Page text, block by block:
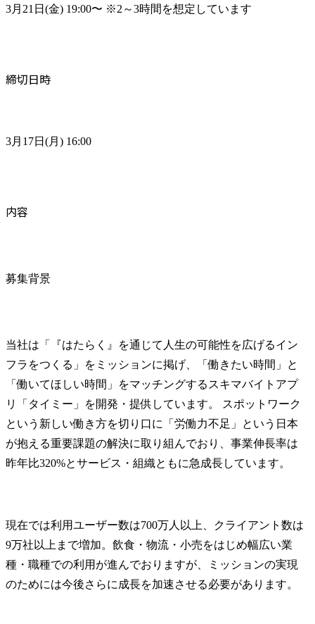
3月21日(金) 19:00〜 ※2～3時間を想定しています
締切日時
3月17日(月) 16:00
内容
募集背景
当社は「『はたらく』を通じて人生の可能性を広げるイン
フラをつくる」をミッションに掲げ、「働きたい時間」と
「働いてほしい時間」をマッチングするスキマバイトアプ
リ「タイミー」を開発・提供しています。 スポットワーク
という新しい働き方を切り口に「労働力不足」という日本
が抱える重要課題の解決に取り組んでおり、事業伸長率は
昨年比320%とサービス・組織ともに急成長しています。
現在では利用ユーザー数は700万人以上、クライアント数は
9万社以上まで増加。飲食・物流・小売をはじめ幅広い業
種・職種での利用が進んでおりますが、ミッションの実現
のためには今後さらに成長を加速させる必要があります。